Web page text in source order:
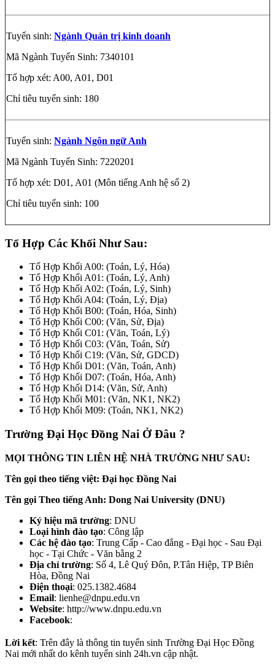
Tuyển sinh: Ngành Quản trị kinh doanh
Mã Ngành Tuyển Sinh: 7340101
Tổ hợp xét: A00, A01, D01
Chỉ tiêu tuyển sinh: 180
Tuyển sinh: Ngành Ngôn ngữ Anh
Mã Ngành Tuyển Sinh: 7220201
Tổ hợp xét: D01, A01 (Môn tiếng Anh hệ số 2)
Chỉ tiêu tuyển sinh: 100
Tổ Hợp Các Khối Như Sau:
Tổ Hợp Khối A00: (Toán, Lý, Hóa)
Tổ Hợp Khối A01: (Toán, Lý, Anh)
Tổ Hợp Khối A02: (Toán, Lý, Sinh)
Tổ Hợp Khối A04: (Toán, Lý, Địa)
Tổ Hợp Khối B00: (Toán, Hóa, Sinh)
Tổ Hợp Khối C00: (Văn, Sử, Địa)
Tổ Hợp Khối C01: (Văn, Toán, Lý)
Tổ Hợp Khối C03: (Văn, Toán, Sử)
Tổ Hợp Khối C19: (Văn, Sử, GDCD)
Tổ Hợp Khối D01: (Văn, Toán, Anh)
Tổ Hợp Khối D07: (Toán, Hóa, Anh)
Tổ Hợp Khối D14: (Văn, Sử, Anh)
Tổ Hợp Khối M01: (Văn, NK1, NK2)
Tổ Hợp Khối M09: (Toán, NK1, NK2)
Trường Đại Học Đồng Nai Ở Đâu ?
MỌI THÔNG TIN LIÊN HỆ NHÀ TRƯỜNG NHƯ SAU:
Tên gọi theo tiếng việt: Đại học Đồng Nai
Tên gọi Theo tiếng Anh: Dong Nai University (DNU)
Ký hiệu mã trường: DNU
Loại hình đào tạo: Công lập
Các hệ đào tạo: Trung Cấp - Cao đẳng - Đại học - Sau Đại
học - Tại Chức - Văn bằng 2
Địa chỉ trường: Số 4, Lê Quý Đôn, P.Tân Hiệp, TP Biên
Hòa, Đồng Nai
Điện thoại: 025.1382.4684
Email: lienhe@dnpu.edu.vn
Website: http://www.dnpu.edu.vn
Facebook:
Lời kết: Trên đây là thông tin tuyển sinh Trường Đại Học Đồng
Nai mới nhất do kênh tuyển sinh 24h.vn cập nhật.